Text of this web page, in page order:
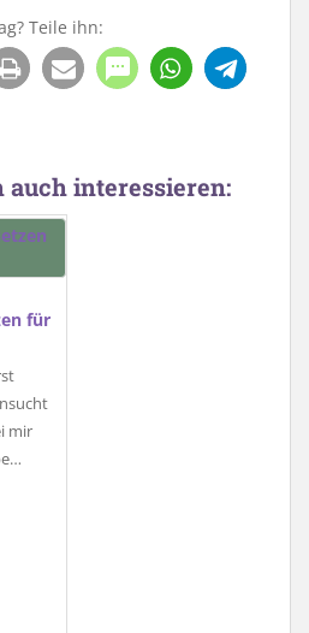
Teile ihn:
auch interessieren:
für
mir